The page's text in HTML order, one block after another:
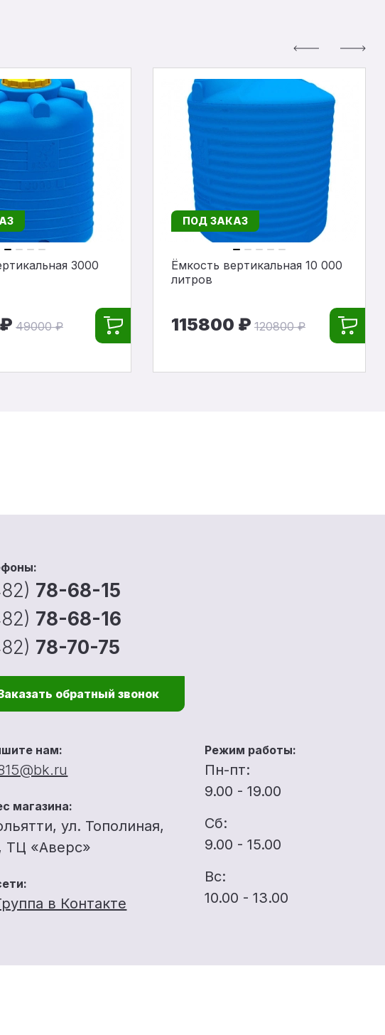
3000
49000 ₽
ПОД ЗАКАЗ
Ёмкость вертикальная 10 000
литров
115800 ₽ 120800 ₽
78-68-15
78-68-16
78-70-75
обратный звонок
нам:
магазина:
ул. Тополиная,
ТЦ «Аверс»
в Контакте
Режим работы:
Пн-пт:
9.00 - 19.00
Сб:
9.00 - 15.00
Вс:
10.00 - 13.00